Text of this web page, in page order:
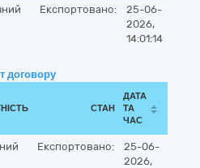
Експортовано:
25-06-
2026,
14:01:14
договору
СТАН
ДАТА
ТА
ЧАС
Експортовано:
25-06-
2026,